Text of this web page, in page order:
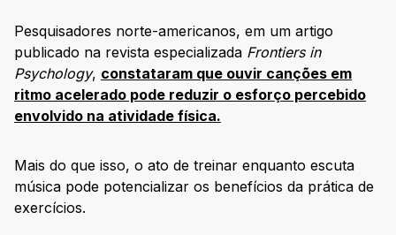
Pesquisadores norte-americanos, em um artigo
publicado na revista especializada Frontiers in
Psychology, constataram que ouvir canções em
ritmo acelerado pode reduzir o esforço percebido
envolvido na atividade física.
Mais do que isso, o ato de treinar enquanto escuta
música pode potencializar os benefícios da prática de
exercícios.